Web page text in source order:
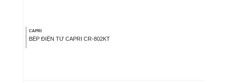
CAPRI
BẾP ĐIỆN TỪ CAPRI CR-802KT